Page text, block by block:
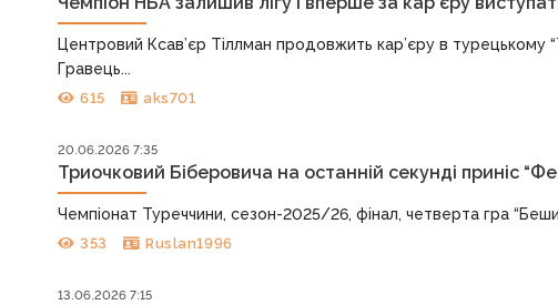
Центровий Ксав’єр Тіллман продовжить кар’єру в
Гравець...
615 aks701
20.06.2026 7:35
Триочковий Біберовича на останній секунді приніс
Чемпіонат Туреччини, сезон-2025/26, фінал, четверта гра
353 Ruslan1996
13.06.2026 7:15